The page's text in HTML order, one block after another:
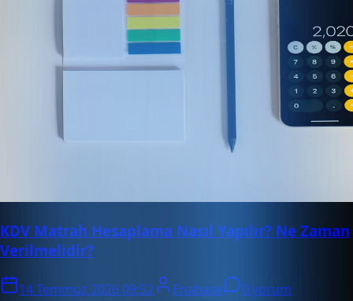
KDV Matrah Hesaplama Nasıl Yapılır? Ne Zaman
Verilmelidir?
14 Temmuz 2026 09:52 Enabase
0 yorum